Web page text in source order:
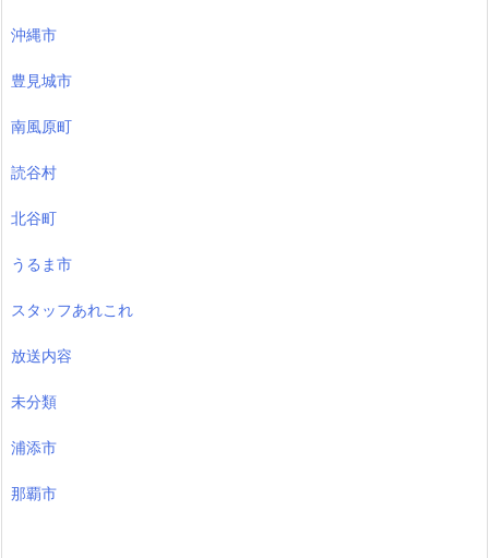
沖縄市
豊見城市
南風原町
読谷村
北谷町
うるま市
スタッフあれこれ
放送内容
未分類
浦添市
那覇市